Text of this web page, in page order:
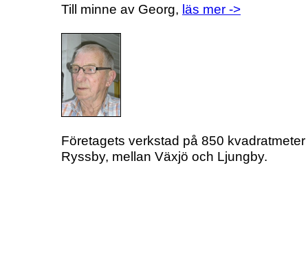
Till minne av Georg, läs mer ->
Företagets verkstad på 850 kvadratmeter
Ryssby, mellan Växjö och Ljungby.